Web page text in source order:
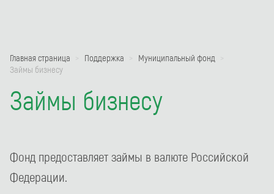
Главная страница Поддержка
Муниципальный фонд
Займы бизнесу
Займы бизнесу
Фонд предоставляет займы в валюте Российской
Федерации.